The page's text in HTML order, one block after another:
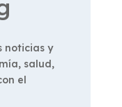
noticias y
salud,
el